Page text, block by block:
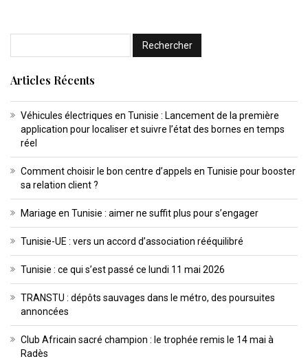
Articles Récents
Véhicules électriques en Tunisie : Lancement de la première
application pour localiser et suivre l’état des bornes en temps
réel
Comment choisir le bon centre d’appels en Tunisie pour booster
sa relation client ?
Mariage en Tunisie : aimer ne suffit plus pour s’engager
Tunisie-UE : vers un accord d’association rééquilibré
Tunisie : ce qui s’est passé ce lundi 11 mai 2026
TRANSTU : dépôts sauvages dans le métro, des poursuites
annoncées
Club Africain sacré champion : le trophée remis le 14 mai à
Radès